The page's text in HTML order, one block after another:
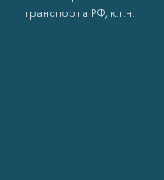
транспорта РФ, к.т.н.